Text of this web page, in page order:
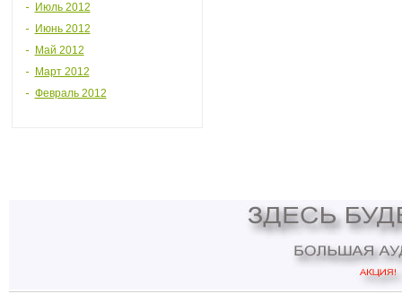
Июль 2012
Июнь 2012
Май 2012
Март 2012
Февраль 2012